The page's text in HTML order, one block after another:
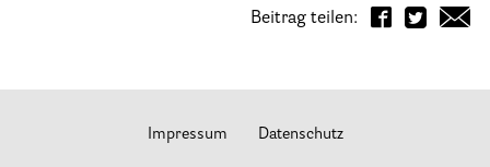
Tageshospize
Ambulante Hospizdienste
Beitrag teilen:
Impressum Datenschutz